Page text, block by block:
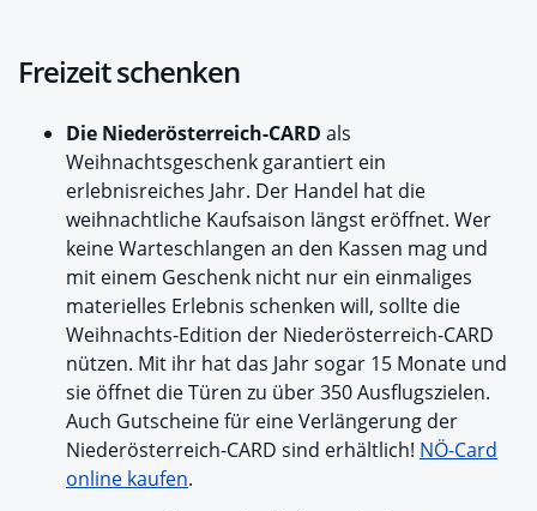
Freizeit schenken
Die Niederösterreich-CARD als
Weihnachtsgeschenk garantiert ein
erlebnisreiches Jahr. Der Handel hat die
weihnachtliche Kaufsaison längst eröffnet. Wer
keine Warteschlangen an den Kassen mag und
mit einem Geschenk nicht nur ein einmaliges
materielles Erlebnis schenken will, sollte die
Weihnachts-Edition der Niederösterreich-CARD
nützen. Mit ihr hat das Jahr sogar 15 Monate und
sie öffnet die Türen zu über 350 Ausflugszielen.
Auch Gutscheine für eine Verlängerung der
Niederösterreich-CARD sind erhältlich! NÖ-Card
online kaufen.